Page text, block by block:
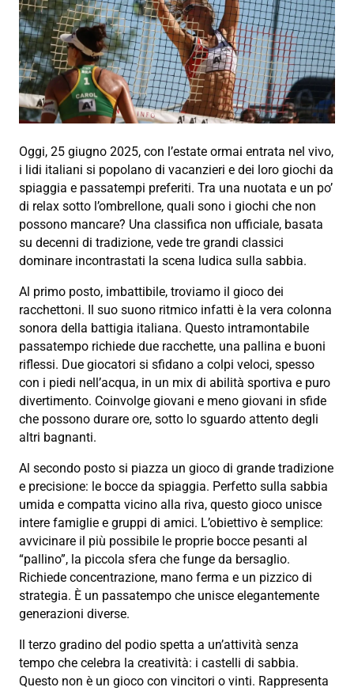
Oggi, 25 giugno 2025, con l’estate ormai entrata nel vivo,
i lidi italiani si popolano di vacanzieri e dei loro giochi da
spiaggia e passatempi preferiti. Tra una nuotata e un po’
di relax sotto l’ombrellone, quali sono i giochi che non
possono mancare? Una classifica non ufficiale, basata
su decenni di tradizione, vede tre grandi classici
dominare incontrastati la scena ludica sulla sabbia.
Al primo posto, imbattibile, troviamo il gioco dei
racchettoni. Il suo suono ritmico infatti è la vera colonna
sonora della battigia italiana. Questo intramontabile
passatempo richiede due racchette, una pallina e buoni
riflessi. Due giocatori si sfidano a colpi veloci, spesso
con i piedi nell’acqua, in un mix di abilità sportiva e puro
divertimento. Coinvolge giovani e meno giovani in sfide
che possono durare ore, sotto lo sguardo attento degli
altri bagnanti.
Al secondo posto si piazza un gioco di grande tradizione
e precisione: le bocce da spiaggia. Perfetto sulla sabbia
umida e compatta vicino alla riva, questo gioco unisce
intere famiglie e gruppi di amici. L’obiettivo è semplice:
avvicinare il più possibile le proprie bocce pesanti al
“pallino”, la piccola sfera che funge da bersaglio.
Richiede concentrazione, mano ferma e un pizzico di
strategia. È un passatempo che unisce elegantemente
generazioni diverse.
Il terzo gradino del podio spetta a un’attività senza
tempo che celebra la creatività: i castelli di sabbia.
Questo non è un gioco con vincitori o vinti. Rappresenta